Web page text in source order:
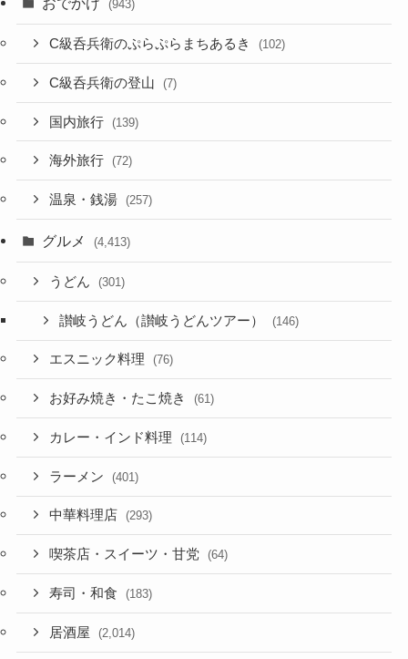
(943)
C級呑兵衛のぷらぷらまちあるき (102)
C級呑兵衛の登山 (7)
国内旅行 (139)
海外旅行 (72)
温泉・銭湯 (257)
グルメ (4,413)
うどん (301)
讃岐うどん（讃岐うどんツアー） (146)
エスニック料理 (76)
お好み焼き・たこ焼き (61)
カレー・インド料理 (114)
ラーメン (401)
中華料理店 (293)
喫茶店・スイーツ・甘党 (64)
寿司・和食 (183)
居酒屋 (2,014)